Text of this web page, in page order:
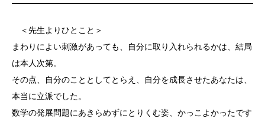
＜先生よりひとこと＞
まわりによい刺激があっても、自分に取り入れられるかは、結局
は本人次第。
その点、自分のこととしてとらえ、自分を成長させたあなたは、
本当に立派でした。
数学の発展問題にあきらめずにとりくむ姿、かっこよかったです